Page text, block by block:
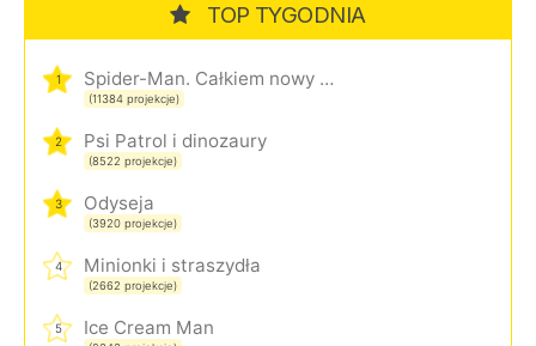
TOP TYGODNIA
1 Spider-Man. Całkiem nowy dzień
(11384 projekcje)
2 Psi Patrol i dinozaury
(8522 projekcje)
3 Odyseja
(3920 projekcje)
4 Minionki i straszydła
(2662 projekcje)
5 Ice Cream Man